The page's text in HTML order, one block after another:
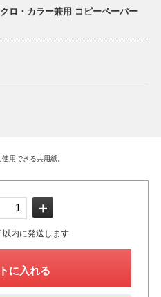
ロ・カラー兼用 コピーペーパー
用できる共用紙。
＋
内に発送します
に入れる